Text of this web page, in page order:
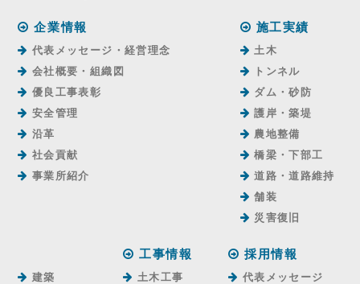
企業情報
代表メッセージ・経営理念
会社概要・組織図
優良工事表彰
安全管理
沿革
社会貢献
事業所紹介
施工実績
土木
トンネル
ダム・砂防
護岸・築堤
農地整備
橋梁・下部工
道路・道路維持
舗装
災害復旧
建築
工事情報
土木工事
採用情報
代表メッセージ